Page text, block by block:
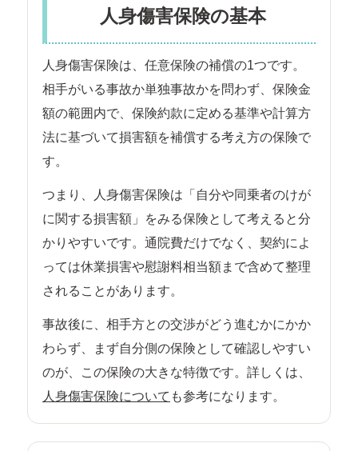
人身傷害保険の基本
人身傷害保険は、任意保険の補償の1つです。
相手がいる事故か単独事故かを問わず、保険金
額の範囲内で、保険約款に定める基準や計算方
法に基づいて損害額を補償する考え方の保険で
す。
つまり、人身傷害保険は「自分や同乗者のけが
に関する損害額」をみる保険として考えると分
かりやすいです。通院費だけでなく、契約によ
っては休業損害や慰謝料相当額まで含めて整理
されることがあります。
事故後に、相手方との交渉がどう進むかにかか
わらず、まず自分側の保険として確認しやすい
のが、この保険の大きな特徴です。詳しくは、
人身傷害保険について も参考になります。